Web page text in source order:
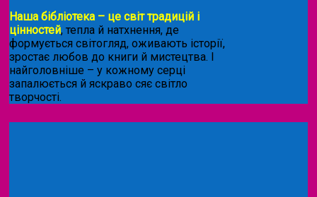
Наша бібліотека – це світ традицій і
цінностей, тепла й натхнення, де
формується світогляд, оживають історії,
зростає любов до книги й мистецтва. І
найголовніше – у кожному серці
запалюється й яскраво сяє світло
творчості.